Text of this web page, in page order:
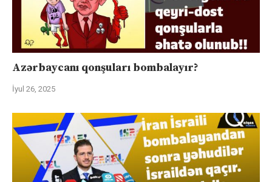
Azərbaycanı qonşuları bombalayır?
İyul 26, 2025